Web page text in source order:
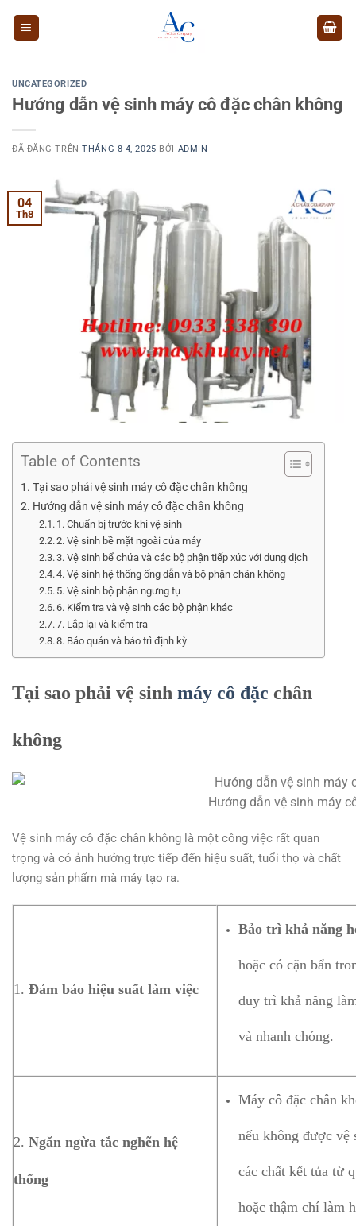
UNCATEGORIZED
Hướng dẫn vệ sinh máy cô đặc chân không
ĐÃ ĐĂNG TRÊNTHÁNG 8 4, 2025 BỞI ADMIN
04
Th8
Table of Contents
Tại sao phải vệ sinh máy cô đặc chân không
Hướng dẫn vệ sinh máy cô đặc chân không
1. Chuẩn bị trước khi vệ sinh
2. Vệ sinh bề mặt ngoài của máy
3. Vệ sinh bể chứa và các bộ phận tiếp xúc với dung dịch
4. Vệ sinh hệ thống ống dẫn và bộ phận chân không
5. Vệ sinh bộ phận ngưng tụ
6. Kiểm tra và vệ sinh các bộ phận khác
7. Lắp lại và kiểm tra
8. Bảo quản và bảo trì định kỳ
Tại sao phải vệ sinh máy cô đặc chân
không
Hướng dẫn vệ sinh máy
Vệ sinh máy cô đặc chân không là một công việc rất quan
trọng và có ảnh hưởng trực tiếp đến hiệu suất, tuổi thọ và chất
lượng sản phẩm mà máy tạo ra.
1. Đảm bảo hiệu suất làm việc
Bảo trì khả năng
hoặc có cặn bẩn
duy trì khả năng
và nhanh chóng.
2. Ngăn ngừa tắc nghẽn hệ
thống
Máy cô đặc chân
nếu không được vệ
các chất kết tủa từ
hoặc thậm chí làm